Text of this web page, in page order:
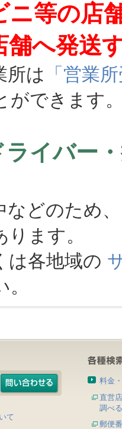
等の店
舗へ発送
は 「営業
ができます
ライバー
どのため
ます。
各地域の
て
料金
直営
調べる
郵便